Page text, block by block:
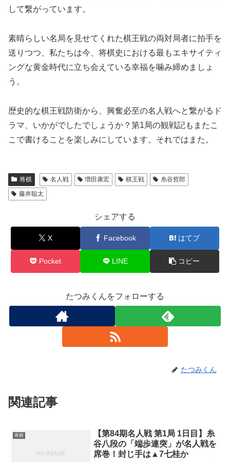
して繋がっています。
素晴らしい名局を見せてくれた棋王戦の両対局者に拍手を
送りつつ、私たちは今、将棋史における最もエキサイティ
ングな黄金時代に立ち会えている幸福を噛み締めましょ
う。
歴史的な棋王戦防衛から、興奮必至の名人戦へと繋がるド
ラマ、いかがでしたでしょうか？第1局の観戦記もまたこ
こで書けることを楽しみにしています。それではまた。
将棋 名人戦 増田康宏 棋王戦
糸谷哲郎
藤井聡太
シェアする
X Facebook はてブ
Pocket LINE コピー
たつみくんをフォローする
たつみくん
関連記事
将棋
【第84期名人戦 第1局 1日目】糸
谷八段の「端歩連突」が名人戦を
席巻！封じ手は▲7七桂か